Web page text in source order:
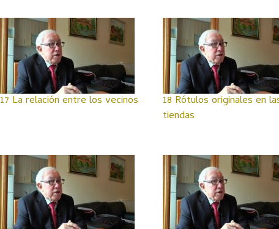
17 La relación entre los vecinos
18 Rótulos originales en
tiendas